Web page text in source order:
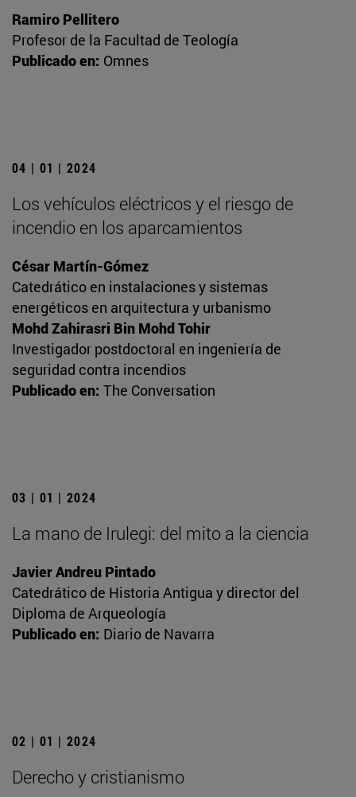
Ramiro Pellitero
Profesor de la Facultad de Teología
Publicado en: Omnes
04 | 01 | 2024
Los vehículos eléctricos y el riesgo de
incendio en los aparcamientos
César Martín-Gómez
Catedrático en instalaciones y sistemas
energéticos en arquitectura y urbanismo
Mohd Zahirasri Bin Mohd Tohir
Investigador postdoctoral en ingeniería de
seguridad contra incendios
Publicado en: The Conversation
03 | 01 | 2024
La mano de Irulegi: del mito a la ciencia
Javier Andreu Pintado
Catedrático de Historia Antigua y director del
Diploma de Arqueología
Publicado en: Diario de Navarra
02 | 01 | 2024
Derecho y cristianismo